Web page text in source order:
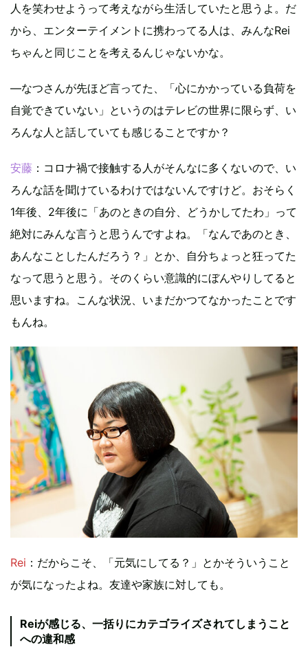
人を笑わせようって考えながら生活していたと思うよ。だ
から、エンターテイメントに携わってる人は、みんなRei
ちゃんと同じことを考えるんじゃないかな。
―なつさんが先ほど言ってた、「心にかかっている負荷を
自覚できていない」というのはテレビの世界に限らず、い
ろんな人と話していても感じることですか？
安藤 ：コロナ禍で接触する人がそんなに多くないので、い
ろんな話を聞けているわけではないんですけど。おそらく
1年後、2年後に「あのときの自分、どうかしてたわ」って
絶対にみんな言うと思うんですよね。「なんであのとき、
あんなことしたんだろう？」とか、自分ちょっと狂ってた
なって思うと思う。そのくらい意識的にぼんやりしてると
思いますね。こんな状況、いまだかつてなかったことです
もんね。
Rei ：だからこそ、「元気にしてる？」とかそういうこと
が気になったよね。友達や家族に対しても。
Reiが感じる、一括りにカテゴライズされてしまうこと
への違和感